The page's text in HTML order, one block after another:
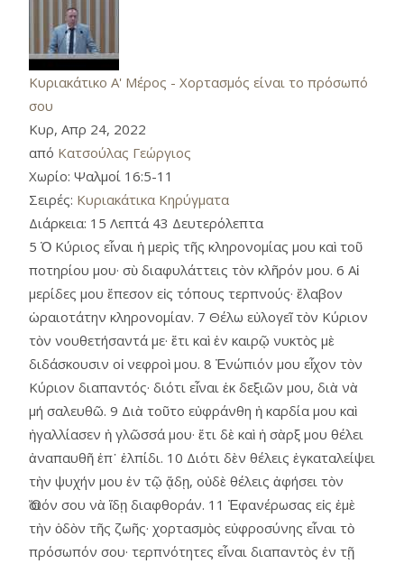
Κυριακάτικο Α' Μέρος - Χορτασμός είναι το πρόσωπό
σου
Κυρ, Απρ 24, 2022
από Κατσούλας Γεώργιος
Χωρίο: Ψαλμοί 16:5-11
Σειρές: Κυριακάτικα Κηρύγματα
Διάρκεια: 15 Λεπτά 43 Δευτερόλεπτα
5 Ὁ Κύριος εἶναι ἡ μερὶς τῆς κληρονομίας μου καὶ τοῦ
ποτηρίου μου· σὺ διαφυλάττεις τὸν κλῆρόν μου. 6 Αἱ
μερίδες μου ἔπεσον εἰς τόπους τερπνούς· ἔλαβον
ὡραιοτάτην κληρονομίαν. 7 Θέλω εὐλογεῖ τὸν Κύριον
τὸν νουθετήσαντά με· ἔτι καὶ ἐν καιρῷ νυκτὸς μὲ
διδάσκουσιν οἱ νεφροὶ μου. 8 Ἐνώπιόν μου εἶχον τὸν
Κύριον διαπαντός· διότι εἶναι ἐκ δεξιῶν μου, διὰ νὰ
μή σαλευθῶ. 9 Διὰ τοῦτο εὐφράνθη ἡ καρδία μου καὶ
ἠγαλλίασεν ἡ γλῶσσά μου· ἔτι δὲ καὶ ἡ σὰρξ μου θέλει
ἀναπαυθῆ ἐπ᾿ ἐλπίδι. 10 Διότι δὲν θέλεις ἐγκαταλείψει
τὴν ψυχήν μου ἐν τῷ ᾅδῃ, οὐδὲ θέλεις ἀφήσει τὸν
Ὅσιόν σου νὰ ἵδῃ διαφθοράν. 11 Ἐφανέρωσας εἰς ἐμὲ
τὴν ὁδὸν τῆς ζωῆς· χορτασμὸς εὐφροσύνης εἶναι τὸ
πρόσωπόν σου· τερπνότητες εἶναι διαπαντὸς ἐν τῇ